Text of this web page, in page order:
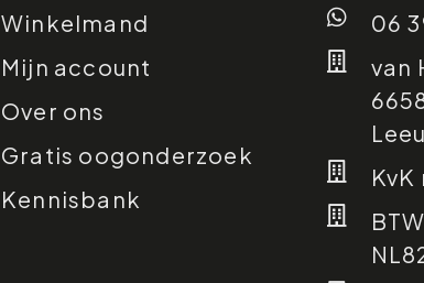
Winkelmand
Mijn account
Over ons
Gratis oogonderzoek
Kennisbank
06
van
KvK